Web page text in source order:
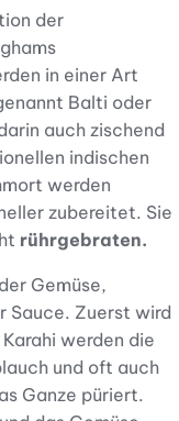
der
in einer Art
Balti oder
auch zischend
indischen
werden
zubereitet. Sie
rührgebraten.
Gemüse,
Sauce. Zuerst wird
werden die
und oft auch
Ganze püriert.